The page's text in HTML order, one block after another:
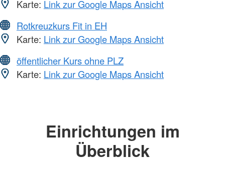
Karte: Link zur Google Maps Ansicht
Rotkreuzkurs Fit in EH
Karte: Link zur Google Maps Ansicht
öffentlicher Kurs ohne PLZ
Karte: Link zur Google Maps Ansicht
Einrichtungen im
Überblick